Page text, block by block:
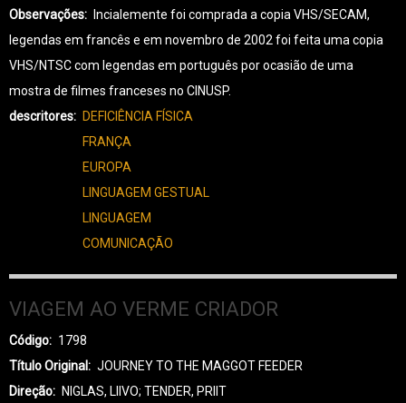
Observações
Incialemente foi comprada a copia VHS/SECAM,
legendas em francês e em novembro de 2002 foi feita uma copia
VHS/NTSC com legendas em português por ocasião de uma
mostra de filmes franceses no CINUSP.
descritores
DEFICIÊNCIA FÍSICA
FRANÇA
EUROPA
LINGUAGEM GESTUAL
LINGUAGEM
COMUNICAÇÃO
VIAGEM AO VERME CRIADOR
Código
1798
Título Original
JOURNEY TO THE MAGGOT FEEDER
Direção
NIGLAS, LIIVO; TENDER, PRIIT